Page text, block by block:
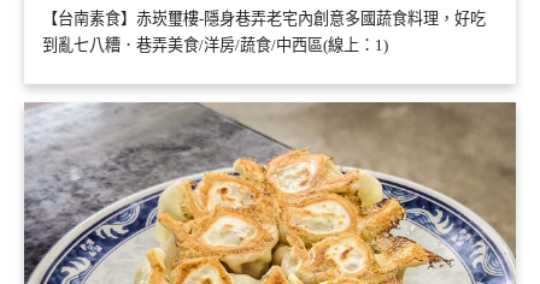
【台南素食】赤崁璽樓-隱身巷弄老宅內創意多國蔬食料理，好吃
到亂七八糟．巷弄美食/洋房/蔬食/中西區(線上：1)